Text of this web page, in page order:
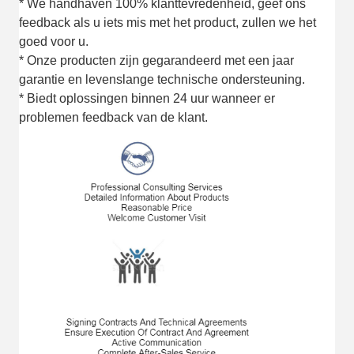
* We handhaven 100% klanttevredenheid, geef ons
feedback als u iets mis met het product, zullen we het
goed voor u.
* Onze producten zijn gegarandeerd met een jaar
garantie en levenslange technische ondersteuning.
* Biedt oplossingen binnen 24 uur wanneer er
problemen feedback van de klant.